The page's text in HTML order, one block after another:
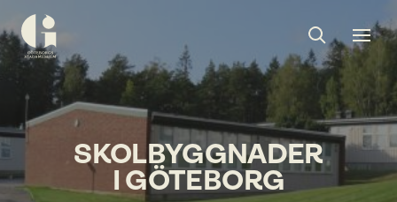
Göteborgs
stadsmuseum
Toggle
sök
meny
SKOLBYGGNADER
I GÖTEBORG